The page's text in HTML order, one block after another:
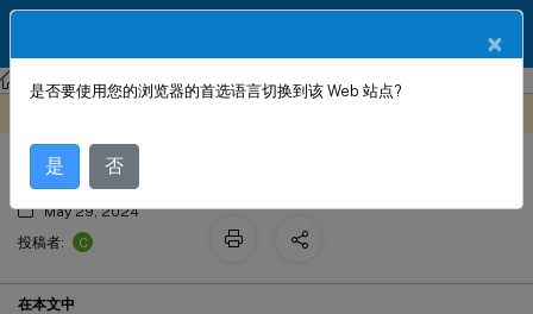
NetScaler SDX Citrix ADC SDX 12.1
单捆绑包升级
May 29, 2024
投稿者:
C
在本文中
×
是否要使用您的浏览器的首选语言切换到该 Web 站点?
是 否